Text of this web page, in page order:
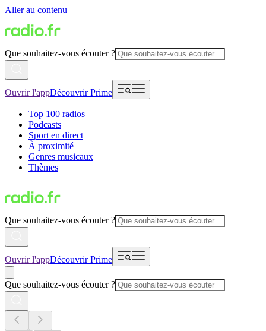
Aller au contenu
Que souhaitez-vous écouter ?
Ouvrir l'appDécouvrir Prime
Top 100 radios
Podcasts
Sport en direct
À proximité
Genres musicaux
Thèmes
Que souhaitez-vous écouter ?
Ouvrir l'appDécouvrir Prime
Que souhaitez-vous écouter ?